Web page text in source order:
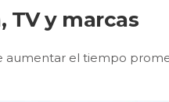
TV y marcas
aumentar el tiempo